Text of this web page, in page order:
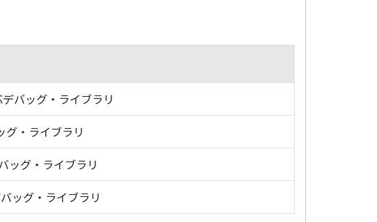
バッグ・ライブラリ
グ・ライブラリ
ッグ・ライブラリ
ッグ・ライブラリ